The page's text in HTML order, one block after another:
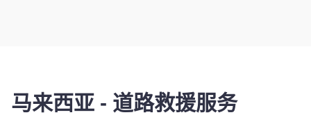
马来西亚 - 道路救援服务